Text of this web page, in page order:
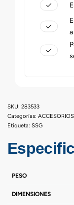
283533
Categorías: ACCESORIOS
Etiqueta: SSG
PESO
DIMENSIONES